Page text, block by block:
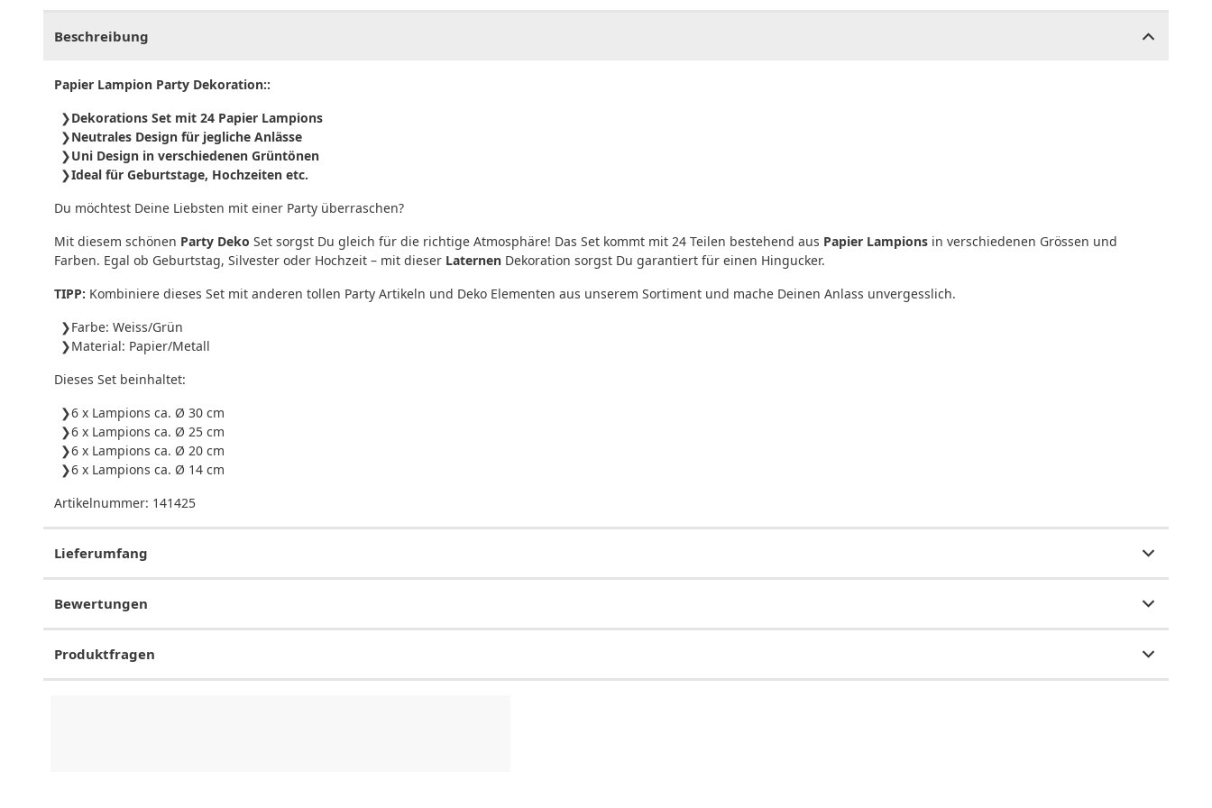
Beschreibung
Papier Lampion Party Dekoration::
Dekorations Set mit 24 Papier Lampions
Neutrales Design für jegliche Anlässe
Uni Design in verschiedenen Grüntönen
Ideal für Geburtstage, Hochzeiten etc.
Du möchtest Deine Liebsten mit einer Party überraschen?
Mit diesem schönen Party Deko Set sorgst Du gleich für die richtige Atmosphäre! Das Set kommt mit 24 Teilen bestehend aus Papier Lampions in verschiedenen Grössen und
Farben. Egal ob Geburtstag, Silvester oder Hochzeit – mit dieser Laternen Dekoration sorgst Du garantiert für einen Hingucker.
TIPP: Kombiniere dieses Set mit anderen tollen Party Artikeln und Deko Elementen aus unserem Sortiment und mache Deinen Anlass unvergesslich.
Farbe: Weiss/Grün
Material: Papier/Metall
Dieses Set beinhaltet:
6 x Lampions ca. Ø 30 cm
6 x Lampions ca. Ø 25 cm
6 x Lampions ca. Ø 20 cm
6 x Lampions ca. Ø 14 cm
Artikelnummer: 141425
Lieferumfang
Bewertungen
Produktfragen